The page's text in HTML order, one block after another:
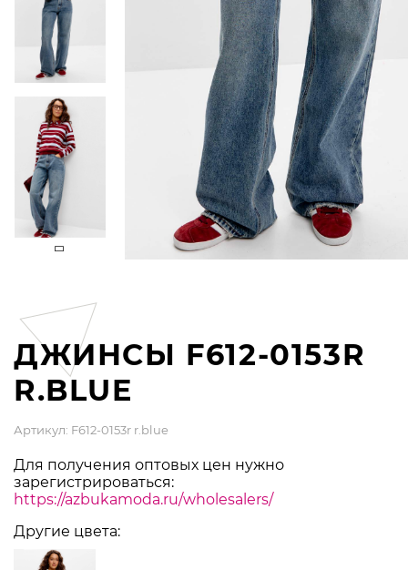
ДЖИНСЫ F612-0153R
R.BLUE
Артикул: F612-0153r r.blue
Для получения оптовых цен нужно
зарегистрироваться:
https://azbukamoda.ru/wholesalers/
Другие цвета: